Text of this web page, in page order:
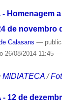
- Homenagem
de novembro
Calasans —
26/08/2014 11:45 —
MIDIATECA /
12 de